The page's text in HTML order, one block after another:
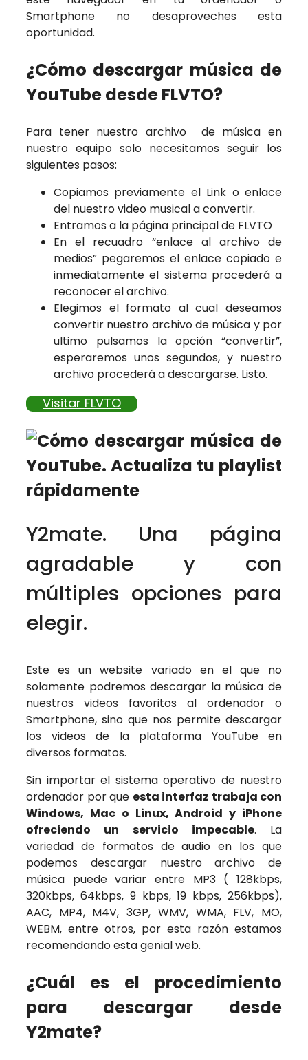
Smartphone no desaproveches esta
oportunidad.
¿Cómo descargar música de
YouTube desde FLVTO?
Para tener nuestro archivo de música en
nuestro equipo solo necesitamos seguir los
siguientes pasos:
Copiamos previamente el Link o enlace
del nuestro video musical a convertir.
Entramos a la página principal de FLVTO
En el recuadro “enlace al archivo de
medios” pegaremos el enlace copiado e
inmediatamente el sistema procederá a
reconocer el archivo.
Elegimos el formato al cual deseamos
convertir nuestro archivo de música y por
ultimo pulsamos la opción “convertir”,
esperaremos unos segundos, y nuestro
archivo procederá a descargarse. Listo.
Visitar FLVTO
Y2mate. Una página
agradable y con
múltiples opciones para
elegir.
Este es un website variado en el que no
solamente podremos descargar la música de
nuestros videos favoritos al ordenador o
Smartphone, sino que nos permite descargar
los videos de la plataforma YouTube en
diversos formatos.
Sin importar el sistema operativo de nuestro
ordenador por que esta interfaz trabaja con
Windows, Mac o Linux, Android y iPhone
ofreciendo un servicio impecable. La
variedad de formatos de audio en los que
podemos descargar nuestro archivo de
música puede variar entre MP3 ( 128kbps,
320kbps, 64kbps, 9 kbps, 19 kbps, 256kbps),
AAC, MP4, M4V, 3GP, WMV, WMA, FLV, MO,
WEBM, entre otros, por esta razón estamos
recomendando esta genial web.
¿Cuál es el procedimiento
para descargar desde
Y2mate?